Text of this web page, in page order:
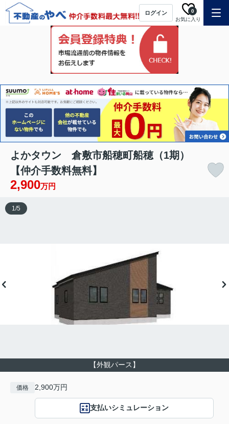
ログイン
お気に入り
0
よかタウン 倉敷市船穂町船穂（1期）
【仲介手数料無料】
2,900万円
【外観パース】
1/5
価格 2,900万円
支払いシミュレーション